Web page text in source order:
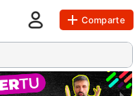
Comparte